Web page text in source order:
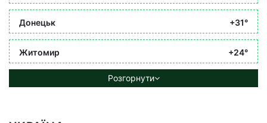
Донецьк +31°
Житомир +24°
Розгорнути